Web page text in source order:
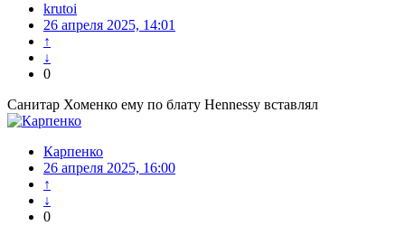
krutoi
26 апреля 2025, 14:01
↑
↓
0
Санитар Хоменко ему по блату Hennessy вставлял
Карпенко
26 апреля 2025, 16:00
↑
↓
0